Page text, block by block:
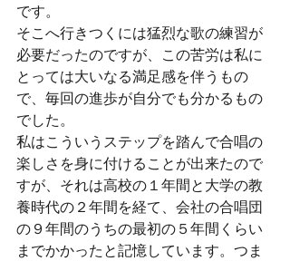
です。
そこへ行きつくには猛烈な歌の練習が
必要だったのですが、この苦労は私に
とっては大いなる満足感を伴うもの
で、毎回の進歩が自分でも分かるもの
でした。
私はこういうステップを踏んで合唱の
楽しさを身に付けることが出来たので
すが、それは高校の１年間と大学の教
養時代の２年間を経て、会社の合唱団
の９年間のうちの最初の５年間くらい
までかかったと記憶しています。つま